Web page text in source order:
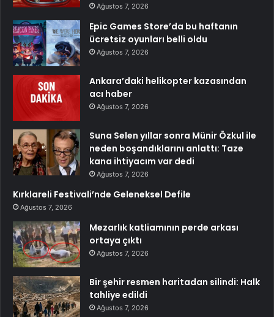
Ağustos 7, 2026
Epic Games Store’da bu haftanın
ücretsiz oyunları belli oldu
Ağustos 7, 2026
Ankara’daki helikopter kazasından
acı haber
Ağustos 7, 2026
Suna Selen yıllar sonra Münir Özkul ile
neden boşandıklarını anlattı: Taze
kana ihtiyacım var dedi
Ağustos 7, 2026
Kırklareli Festivali’nde Geleneksel Defile
Ağustos 7, 2026
Mezarlık katliamının perde arkası
ortaya çıktı
Ağustos 7, 2026
Bir şehir resmen haritadan silindi: Halk
tahliye edildi
Ağustos 7, 2026